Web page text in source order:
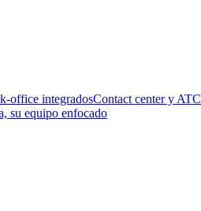
office integradosContact center y ATC
su equipo enfocado